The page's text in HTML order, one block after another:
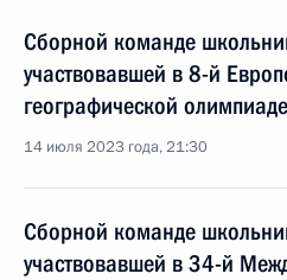
Сборной команде
участвовавшей в 8-й
географической
14 июля 2023 года, 21:30
Сборной команде
участвовавшей в 34-й